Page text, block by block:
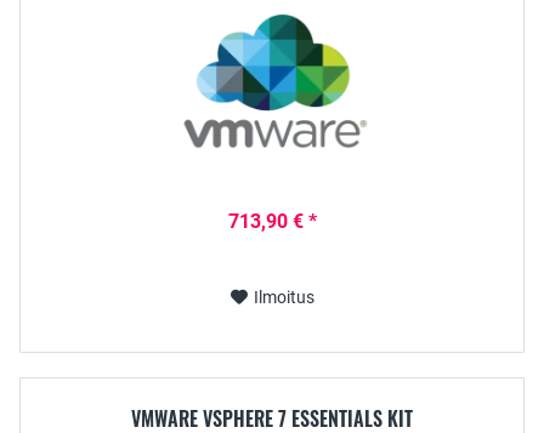
713,90 € *
Ilmoitus
VMWARE VSPHERE 7 ESSENTIALS KIT